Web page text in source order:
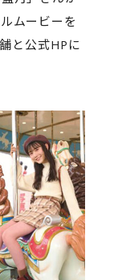
ムービーを
と公式HPに